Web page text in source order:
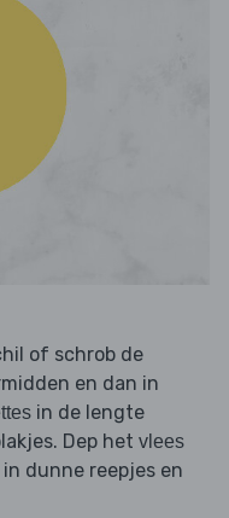
of schrob de
en dan in
in de lengte
Dep het vlees
dunne reepjes en